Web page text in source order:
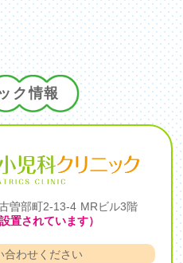
ク情報
曽部町2-13-4 MRビル3階
置されています）
合わせください